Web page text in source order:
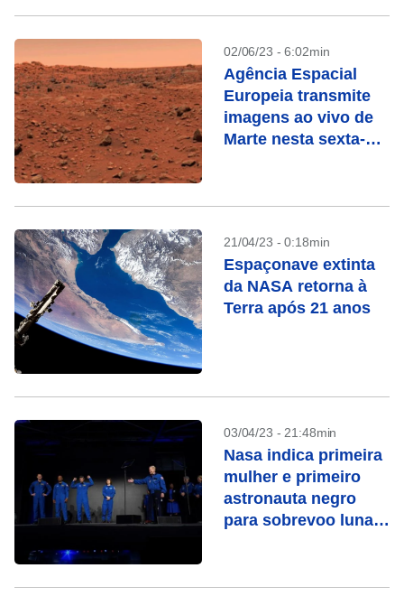
02/06/23 - 6:02min
Agência Espacial
Europeia transmite
imagens ao vivo de
Marte nesta sexta-
21/04/23 - 0:18min
Espaçonave extinta
da NASA retorna à
Terra após 21 anos
03/04/23 - 21:48min
Nasa indica primeira
mulher e primeiro
astronauta negro
para sobrevoo lunar